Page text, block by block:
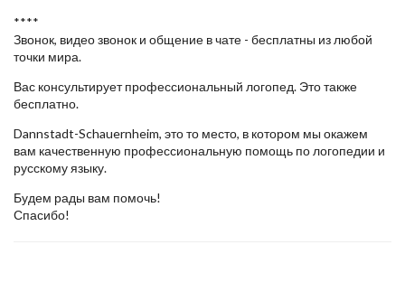
****
Звонок, видео звонок и общение в чате - бесплатны из любой
точки мира.
Вас консультирует профессиональный логопед. Это также
бесплатно.
Dannstadt-Schauernheim, это то место, в котором мы окажем
вам качественную профессиональную помощь по логопедии и
русскому языку.
Будем рады вам помочь!
Спасибо!